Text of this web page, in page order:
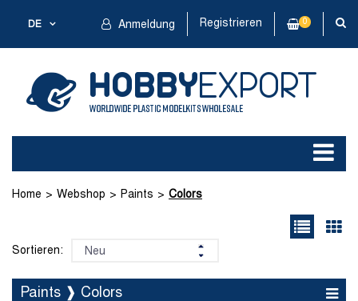
DE Anmeldung Registrieren 0
Home Webshop Paints Colors
Sortieren:
Paints ❱ Colors